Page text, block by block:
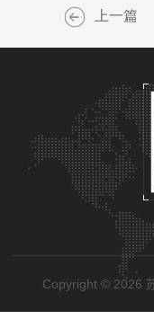
上一篇
Copyright © 2026